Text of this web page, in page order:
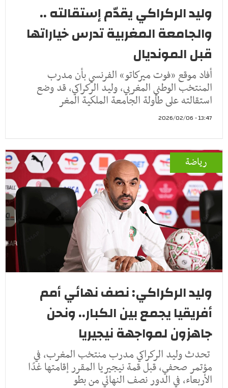
وليد الركراكي يقدّم إستقالته ..
والجامعة المغربية تدرس خياراتها
قبل المونديال
أفاد موقع «فوت ميركاتو» الفرنسي بأن مدرب
المنتخب الوطني المغربي، وليد الركراكي، قد وضع
استقالته على طاولة الجامعة الملكية المغر
13:47 - 2026/02/06
رياضة
وليد الركراكي: نصف نهائي أمم
أفريقيا يجمع بين الكبار.. ونحن
جاهزون لمواجهة نيجيريا
تحدث وليد الركراكي مدرب منتخب المغرب، في
مؤتمر صحفي، قبل قمة نيجيريا المقرر إقامتها غدًا
الأربعاء، في الدور نصف النهائي من بطو